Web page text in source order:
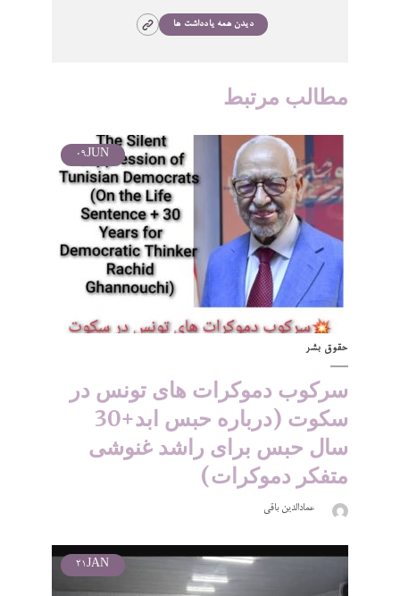
دیدن همه یادداشت ها
مطالب مرتبط
JUN
09
حقوق بشر
سرکوب دموکرات های تونس در
سکوت (درباره حبس ابد+30
سال حبس برای راشد غنوشی
متفکر دموکرات)
عمادالدین باقی
JAN
21